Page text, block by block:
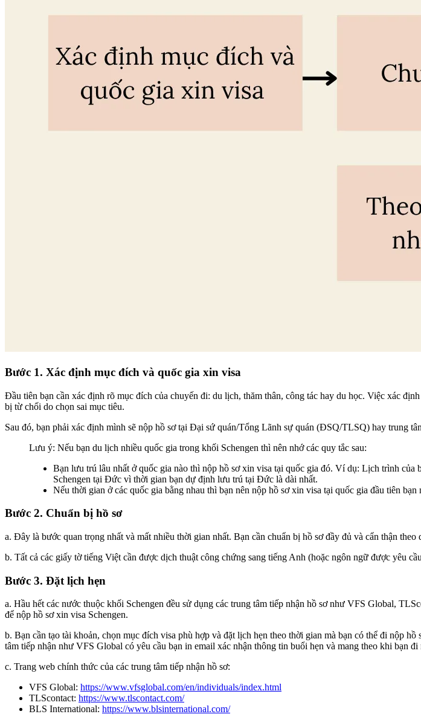
Bước 1. Xác định mục đích và quốc gia xin visa
Đầu tiên bạn cần xác định rõ mục đích của chuyến đi: du lịch, thăm thân, công tác hay du học. Việc xác
bị từ chối do chọn sai mục tiêu.
Sau đó, bạn phải xác định mình sẽ nộp hồ sơ tại Đại sứ quán/Tổng Lãnh sự quán (ĐSQ/TLSQ) hay trung
Lưu ý: Nếu bạn du lịch nhiều quốc gia trong khối Schengen thì nên nhớ các quy tắc sau:
Bạn lưu trú lâu nhất ở quốc gia nào thì nộp hồ sơ xin visa tại quốc gia đó. Ví dụ: Lịch trình
Schengen tại Đức vì thời gian bạn dự định lưu trú tại Đức là dài nhất.
Nếu thời gian ở các quốc gia bằng nhau thì bạn nên nộp hồ sơ xin visa tại quốc gia đầu tiên bạn
Bước 2. Chuẩn bị hồ sơ
a. Đây là bước quan trọng nhất và mất nhiều thời gian nhất. Bạn cần chuẩn bị hồ sơ đầy đủ và cẩn thận
b. Tất cả các giấy tờ tiếng Việt cần được dịch thuật công chứng sang tiếng Anh (hoặc ngôn ngữ được yêu
Bước 3. Đặt lịch hẹn
a. Hầu hết các nước thuộc khối Schengen đều sử dụng các trung tâm tiếp nhận hồ sơ như VFS Global,
để nộp hồ sơ xin visa Schengen.
b. Bạn cần tạo tài khoản, chọn mục đích visa phù hợp và đặt lịch hẹn theo thời gian mà bạn có thể đi nộp
tâm tiếp nhận như VFS Global có yêu cầu bạn in email xác nhận thông tin buổi hẹn và mang theo khi bạn
c. Trang web chính thức của các trung tâm tiếp nhận hồ sơ:
VFS Global: https://www.vfsglobal.com/en/individuals/index.html
TLScontact: https://www.tlscontact.com/
BLS International: https://www.blsinternational.com/